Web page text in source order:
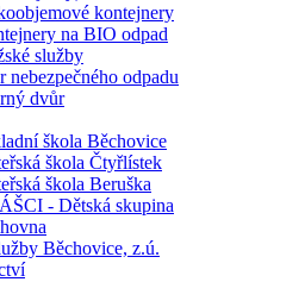
kontejnery
na BIO odpad
služby
nebezpečného odpadu
dvůr
škola Běchovice
škola Čtyřlístek
škola Beruška
- Dětská skupina
Běchovice, z.ú.